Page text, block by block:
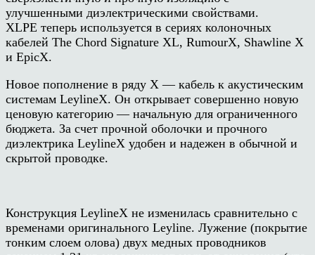
улучшенными диэлектрическими свойствами.
XLPE теперь используется в сериях колоночных
кабелей The Chord Signature XL, RumourX, Shawline X
и EpicX.
Новое пополнение в ряду Х — кабель к акустическим
системам LeylineX. Он открывает совершенно новую
ценовую категорию — начальную для ограниченного
бюджета. За счет прочной оболочки и прочного
диэлектрика LeylineX удобен и надежен в обычной и
скрытой проводке.
Конструкция LeylineX не изменилась сравнительно с
временами оригинального Leyline. Лужение (покрытие
тонким слоем олова) двух медных проводников